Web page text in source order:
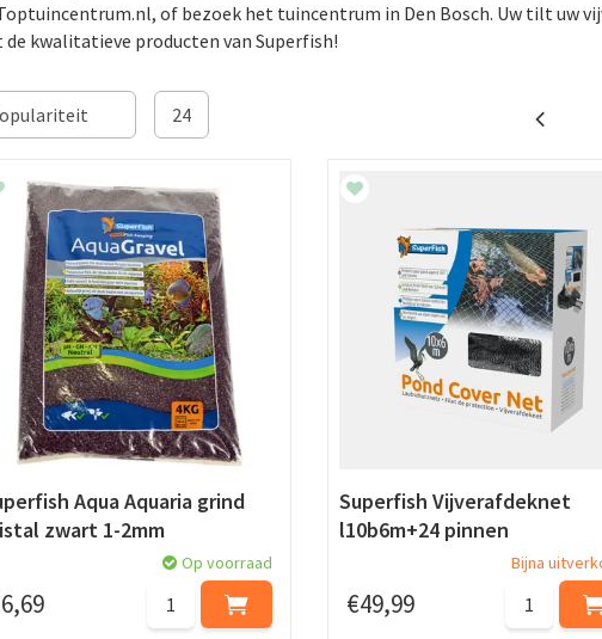
of bezoek het tuincentrum in Den Bosch. Uw tilt uw
de kwalitatieve producten van Superfish!
Aqua Aquaria grind
zwart 1-2mm
6,69
Op voorraad
Superfish Vijverafdeknet
l10b6m+24 pinnen
€49,99
Bijna